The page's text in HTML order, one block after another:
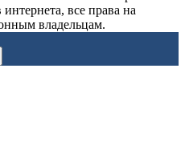
все права на
владельцам.